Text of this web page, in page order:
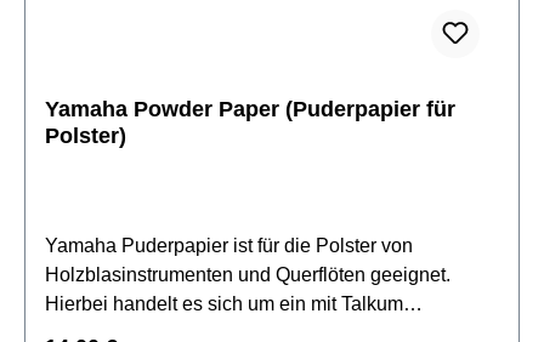
Yamaha Powder Paper (Puderpapier für
Polster)
Yamaha Puderpapier ist für die Polster von
Holzblasinstrumenten und Querflöten geeignet.
Hierbei handelt es sich um ein mit Talkum